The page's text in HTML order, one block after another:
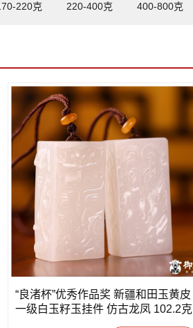
220克 220-400克 400-800克
“良渚杯”优秀作品奖 新疆和田玉黄皮
一级白玉籽玉挂件 仿古龙凤 102.2克